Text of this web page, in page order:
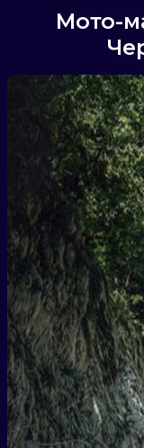
Мото-